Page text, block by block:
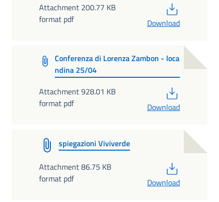
Attachment 200.77 KB
format pdf
Download
Conferenza di Lorenza Zambon - loca
ndina 25/04
Attachment 928.01 KB
format pdf
Download
spiegazioni Viviverde
Attachment 86.75 KB
format pdf
Download